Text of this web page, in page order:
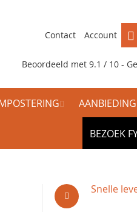
Contact Account
Beoordeeld met 9.1 / 10 -
BEZOEK
Snelle